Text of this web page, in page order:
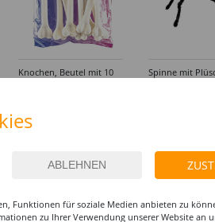
Knochen, Beutel mit 10
Spinne mit
Funktionen für soziale Medien anbieten zu
zu Ihrer Verwendung unserer Website an